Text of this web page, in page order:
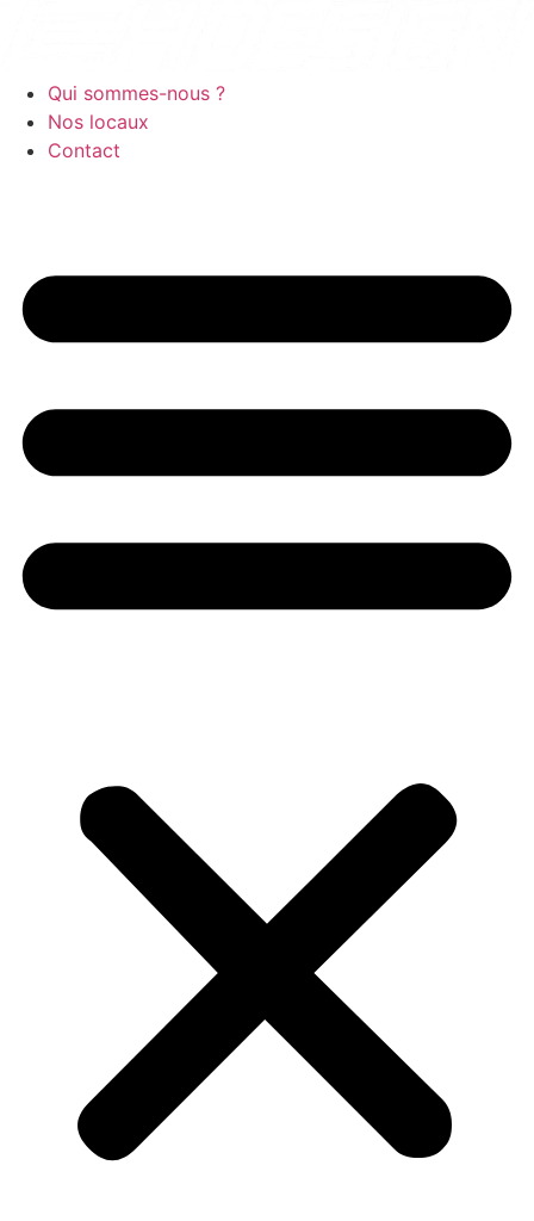
Qui sommes-nous ?
Nos locaux
Contact